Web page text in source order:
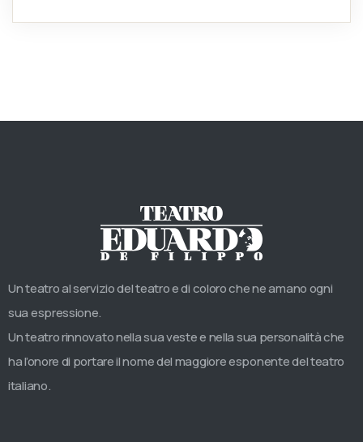
Un teatro al servizio del teatro e di coloro che ne amano ogni
sua espressione.
Un teatro rinnovato nella sua veste e nella sua personalità che
ha l’onore di portare il nome del maggiore esponente del teatro
italiano.